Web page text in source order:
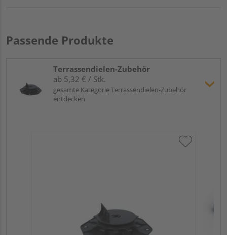
Passende Produkte
Terrassendielen-Zubehör
ab 5,32 € / Stk.
gesamte Kategorie Terrassendielen-Zubehör
entdecken